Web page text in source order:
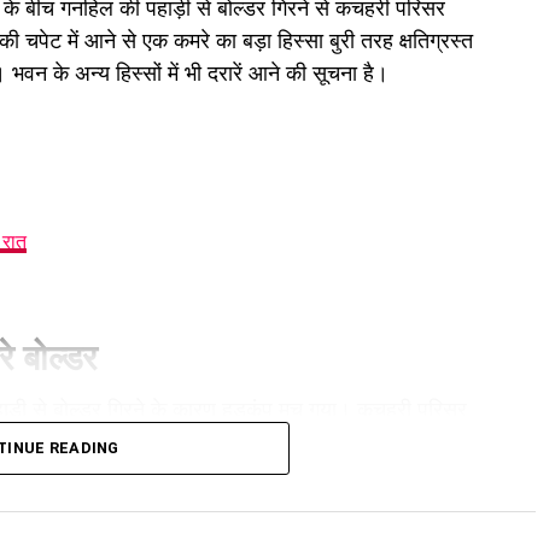
जमीन देने का फैसला।
से समझौता होगा।
के बीच गनहिल की पहाड़ी से बोल्डर गिरने से कचहरी परिसर
चपेट में आने से एक कमरे का बड़ा हिस्सा बुरी तरह क्षतिग्रस्त
भवन के अन्य हिस्सों में भी दरारें आने की सूचना है।
बोल्डर
गया है। घटना के बाद सरकारी आवास में रहने वाले परिवारों
से रुक-रुककर बोल्डर गिर रहे हैं, जिसके चलते खतरा
READING